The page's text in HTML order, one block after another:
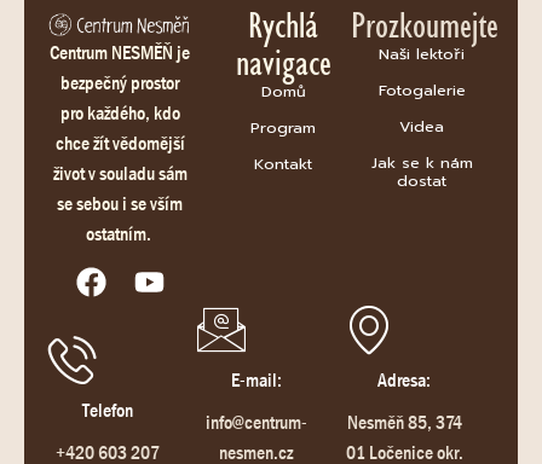
Centrum NESMĚŇ je
bezpečný prostor
pro každého, kdo
chce žít vědomější
život v souladu sám
se sebou i se vším
ostatním.
Rychlá
navigace
Domů
Program
Kontakt
Prozkoumejte
Naši lektoři
Fotogalerie
Videa
Jak se k nám
dostat
Telefon
+420 603 207
E-mail:
info@centrum-
nesmen.cz
Adresa:
Nesměň 85, 374
01 Ločenice okr.